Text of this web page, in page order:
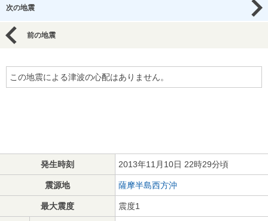
次の地震
前の地震
この地震による津波の心配はありません。
発生時刻 2013年11月10日 22時29分頃
震源地 薩摩半島西方沖
最大震度 震度1